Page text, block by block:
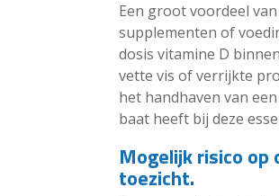
Een groot voordeel
supplementen of
dosis vitamine D
vette vis of verrijkte
het handhaven van
baat heeft bij deze
Mogelijk risico op
toezicht.